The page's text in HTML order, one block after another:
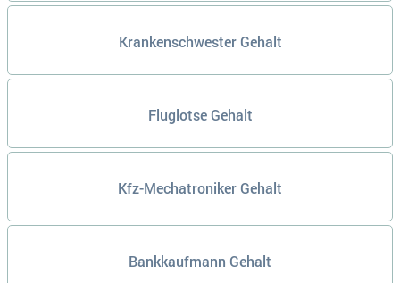
Krankenschwester Gehalt
Fluglotse Gehalt
Kfz-Mechatroniker Gehalt
Bankkaufmann Gehalt